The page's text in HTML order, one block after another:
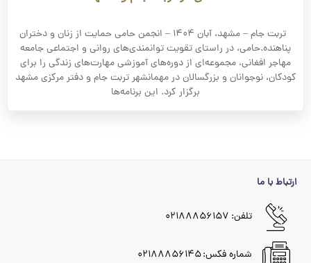
تربت جام – مشهد، آبان ۱۴۰۴ – انجمن حامی حمایت از زنان و دختران
پناهنده.حامی، در راستای تقویت توانمندی‌های روانی و اجتماعی جامعه
مهاجر افغانی، مجموعه‌ای از دوره‌های آموزشی مهارت‌های زندگی را برای
کودکان، نوجوانان و بزرگسالان در مهمانشهر تربت جام و دفتر مرکزی مشهد
برگزار کرد. این برنامه‌ها
ارتباط با ما
تلفن: ۰۲۱۸۸۸۵۶۱۵۷
شماره فکس: ۰۲۱۸۸۸۵۶۱۴۵